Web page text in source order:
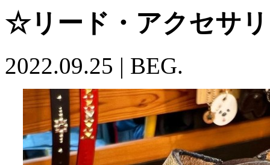
☆リード・アクセサ
2022.09.25 | BEG.